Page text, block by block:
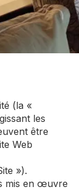
(la «
les
être
Web
»).
mis en œuvre